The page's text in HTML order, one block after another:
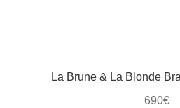
La Brune & La Blonde
690€